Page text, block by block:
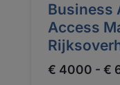
Business
Access
€ 4000 - €